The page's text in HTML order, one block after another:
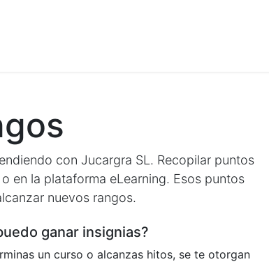
con Jucargra SL. Recopilar puntos
en la plataforma eLearning. Esos puntos
nuevos rangos.
ganar insignias?
un curso o alcanzas hitos, se te otorgan